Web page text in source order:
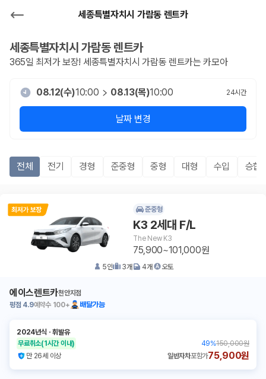
세종특별자치시 가람동 렌트카
세종특별자치시 가람동렌트카
365일 최저가 보장! 세종특별자치시 가람동 렌트카는 카모아
08.12(수)10:00 08.13(목)10:00 24시간
날짜 변경
전체 전기 경형 준중형 중형 대형 수입 승합
준중형
K3 2세대 F/L
The New K3
75,900~101,000원
5인 3개 4개 오토
에이스렌트카천안지점
평점 4.9예약수 100+ 배달가능
2024년식 ㆍ휘발유
무료취소(1시간 이내) 49%150,000원
만 26세 이상
일반자차포함가75,900원